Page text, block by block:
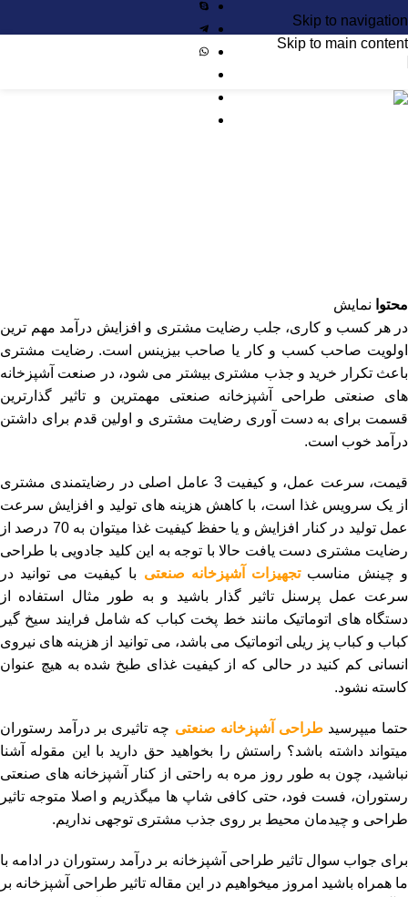
Skip to navigation
Skip to main content
وبلاگ
تاثیر طراحی آشپزخانه صنعتی بر درآمد
محتوا نمایش
در هر کسب و کاری، جلب رضایت مشتری و افزایش درآمد مهم ترین
اولویت صاحب کسب و کار یا صاحب بیزینس است. رضایت مشتری
باعث تکرار خرید و جذب مشتری بیشتر می شود، در صنعت آشپزخانه
های صنعتی طراحی آشپزخانه صنعتی مهمترین و تاثیر گذارترین
قسمت برای به دست آوری رضایت مشتری و اولین قدم برای داشتن
درآمد خوب است.
قیمت، سرعت عمل، و کیفیت 3 عامل اصلی در رضایتمندی مشتری
از یک سرویس غذا است، با کاهش هزینه های تولید و افزایش سرعت
عمل تولید در کنار افزایش و یا حفظ کیفیت غذا میتوان به 70 درصد از
رضایت مشتری دست یافت حالا با توجه به این کلید جادویی با طراحی
و چینش مناسبتجهیزات آشپزخانه صنعتی با کیفیت می توانید در
سرعت عمل پرسنل تاثیر گذار باشید و به طور مثال استفاده از
دستگاه های اتوماتیک مانند خط پخت کباب که شامل فرایند سیخ گیر
کباب و کباب پز ریلی اتوماتیک می باشد، می توانید از هزینه های نیروی
انسانی کم کنید در حالی که از کیفیت غذای طبخ شده به هیچ عنوان
کاسته نشود.
حتما میپرسیدطراحی آشپزخانه صنعتی چه تاثیری بر درآمد رستوران
میتواند داشته باشد؟ راستش را بخواهید حق دارید با این مقوله آشنا
نباشید، چون به طور روز مره به راحتی از کنار آشپزخانه های صنعتی
رستوران، فست فود، حتی کافی شاپ ها میگذریم و اصلا متوجه تاثیر
طراحی و چیدمان محیط بر روی جذب مشتری توجهی نداریم.
برای جواب سوال تاثیر طراحی آشپزخانه بر درآمد رستوران در ادامه با
ما همراه باشید امروز میخواهیم در این مقاله تاثیر طراحی آشپزخانه بر